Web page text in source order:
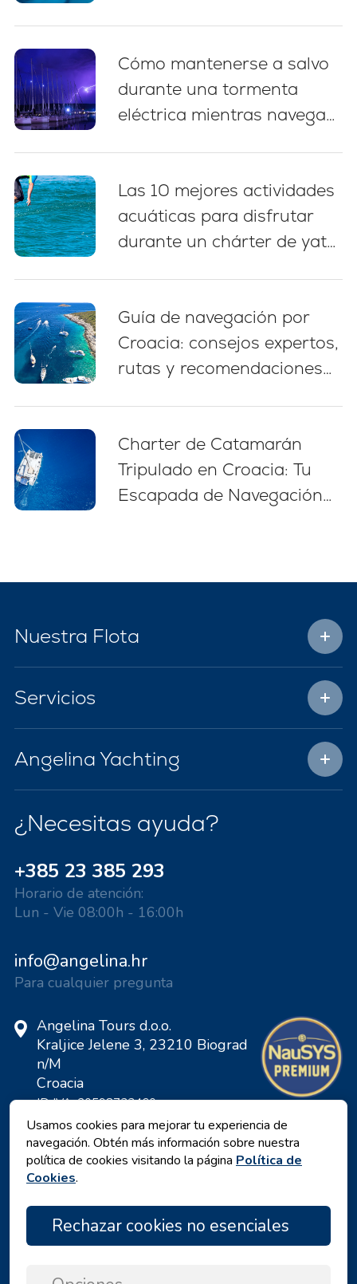
Cómo mantenerse a salvo
durante una tormenta
eléctrica mientras navega
Las 10 mejores actividades
acuáticas para disfrutar
durante un chárter de yate
Guía de navegación por
Croacia: consejos expertos,
rutas y recomendaciones
Charter de Catamarán
Tripulado en Croacia: Tu
Escapada de Navegación
Nuestra Flota
Servicios
Angelina Yachting
¿Necesitas ayuda?
+385 23 385 293
Horario de atención:
Lun - Vie 08:00h - 16:00h
info@angelina.hr
Para cualquier pregunta
Angelina Tours d.o.o.
Kraljice Jelene 3, 23210 Biograd
n/M
Croacia
ID IVA: 20598733460
ID: HR-AB-23-060130534, MB:
0650676
Usamos cookies para mejorar tu experiencia de
navegación. Obtén más información sobre nuestra
política de cookies visitando la página Política de
Cookies.
Rechazar cookies no esenciales